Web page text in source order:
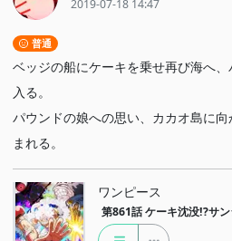
2019-07-18 14:47
普通
ベッジの船にケーキを乗せ再び海へ
入る。
パウンドの娘への思い、カカオ島に
まれる。
ワンピース
第861話 ケーキ沈没!?サ